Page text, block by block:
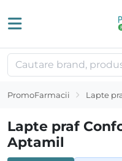
PromoFarmacii Lapte
Lapte praf
Aptamil